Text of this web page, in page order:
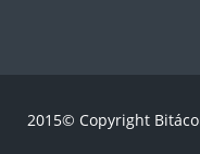
2015© Copyright